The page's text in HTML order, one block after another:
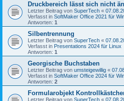
Druckbereich lässt sich nicht
Letzter Beitrag von SuperTech «
Verfasst in SoftMaker Office 2021 für
Antworten: 1
Silbentrennung
Letzter Beitrag von SuperTech «
Verfasst in Presentations 2024 für Linux
Antworten: 1
Georgische Buchstaben
Letzter Beitrag von umsteigewillig «
Verfasst in SoftMaker Office 2024 für
Antworten: 2
Formularobjekt
Letzter Beitrag von SuperTech «